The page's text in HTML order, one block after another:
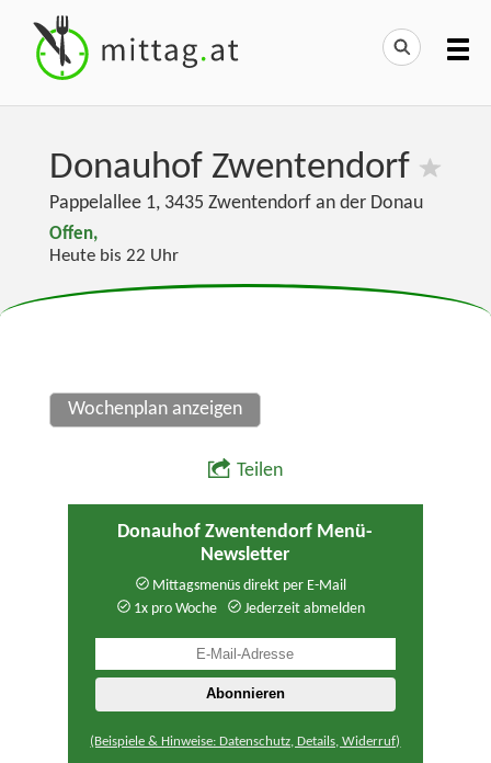
Donauhof Zwentendorf
Pappelallee 1, 3435 Zwentendorf an der Donau
Offen,
Heute bis 22 Uhr
Wochenplan anzeigen
Teilen
Donauhof Zwentendorf Menü-
Newsletter
Mittagsmenüs direkt per E-Mail
1x pro Woche
Jederzeit abmelden
(Beispiele & Hinweise: Datenschutz, Details, Widerruf)